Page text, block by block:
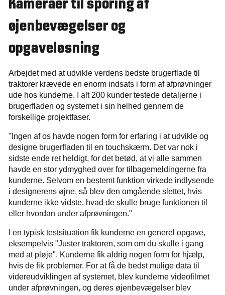
Kameraer til sporing af
øjenbevægelser og
opgaveløsning
Arbejdet med at udvikle verdens bedste brugerflade til
traktorer krævede en enorm indsats i form af afprøvninger
ude hos kunderne. I alt 200 kunder testede detaljerne i
brugerfladen og systemet i sin helhed gennem de
forskellige projektfaser.
"Ingen af os havde nogen form for erfaring i at udvikle og
designe brugerfladen til en touchskærm. Det var nok i
sidste ende ret heldigt, for det betød, at vi alle sammen
havde en stor ydmyghed over for tilbagemeldingerne fra
kunderne. Selvom en bestemt funktion virkede indlysende
i designerens øjne, så blev den omgående slettet, hvis
kunderne ikke vidste, hvad de skulle bruge funktionen til
eller hvordan under afprøvningen."
I en typisk testsituation fik kunderne en generel opgave,
eksempelvis "Juster traktoren, som om du skulle i gang
med at pløje". Kunderne fik aldrig nogen form for hjælp,
hvis de fik problemer. For at få de bedst mulige data til
videreudviklingen af systemet, blev kunderne videofilmet
under afprøvningen, og deres øjenbevægelser blev